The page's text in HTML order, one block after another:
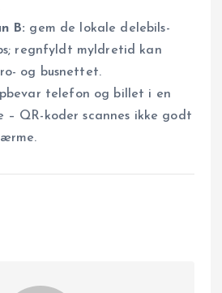
B: gem de lokale delebils-
regnfyldt myldretid kan
og busnettet.
telefon og billet i en
QR-koder scannes ikke godt